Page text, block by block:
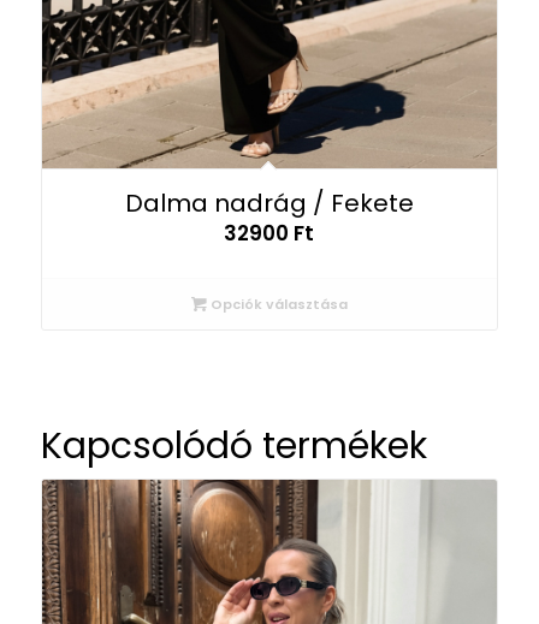
Dalma nadrág / Fekete
32900 Ft
Opciók választása
Kapcsolódó termékek